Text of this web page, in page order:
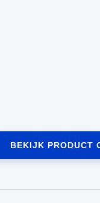
BEKIJK PRODUCT